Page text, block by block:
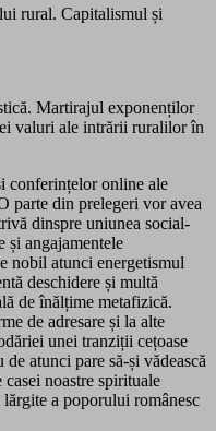
rural. Capitalismul și
Martirajul exponenților
valuri ale intrării ruralilor în
conferințelor online ale
parte din prelegeri vor avea
dinspre uniunea social-
și angajamentele
nobil atunci energetismul
deschidere și multă
de înălțime metafizică.
de adresare și la alte
unei tranziții cețoase
atunci pare să-și vădească
noastre spirituale
a poporului românesc